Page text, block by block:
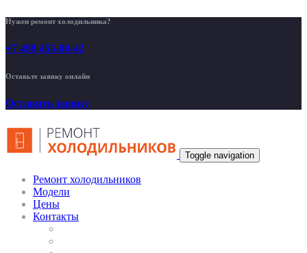
Нужен ремонт холодильника?
+7 499 455-00-42
Оставьте заявку онлайн
Оставить заявку
Toggle navigation
Ремонт холодильников
Модели
Цены
Контакты